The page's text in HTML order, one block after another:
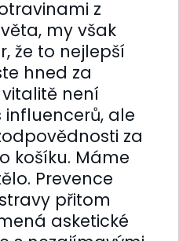
z
my však
že to nejlepší
hned za
není
ale
za
košíku. Máme
Prevence
přitom
asketické